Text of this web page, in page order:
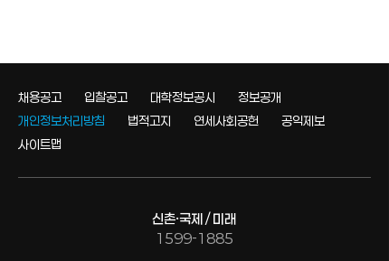
채용공고 입찰공고 대학정보공시
정보공개
개인정보처리방침
법적고지 연세사회공헌
공익제보
사이트맵
신촌·국제 / 미래
1599-1885